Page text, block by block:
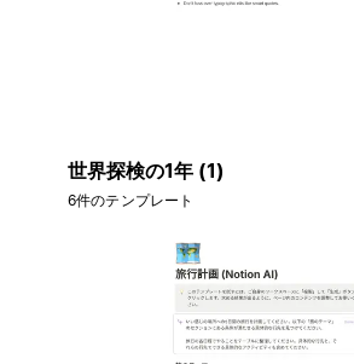
世界探検の1年 (1)
6件のテンプレート